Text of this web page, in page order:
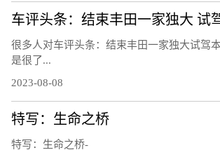
很多人对车评头条：结束丰田一家独大试驾
是很了...
2023-08-08
特写：生命之桥
特写：生命之桥-